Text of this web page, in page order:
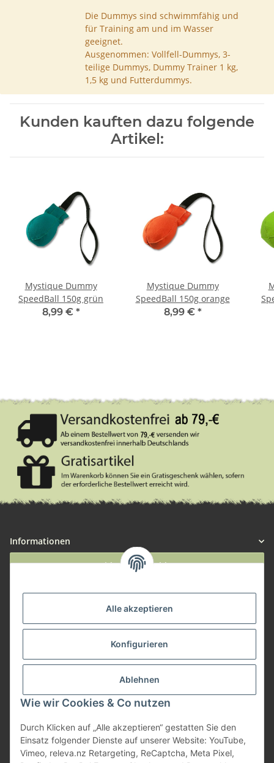
Alle akzeptieren
Konfigurieren
Ablehnen
Wie wir Cookies & Co nutzen
Durch Klicken auf „Alle akzeptieren“ gestatten Sie den
Einsatz folgender Dienste auf unserer Website: YouTube,
Vimeo, releva.nz Retargeting, ReCaptcha, Meta Pixel,
Die Dummys sind schwimmfähig und
für Training am und im Wasser
geeignet.
Ausgenommen: Vollfell-Dummys, 3-
teilige Dummys, Dummy Trainer 1 kg,
1,5 kg und Futterdummys.
Kunden kauften dazu folgende
Artikel:
Mystique Dummy
SpeedBall 150g grün
8,99 € *
Mystique Dummy
SpeedBall 150g orange
8,99 € *
Informationen
Widerruf anmelden
Herstellerinformationen